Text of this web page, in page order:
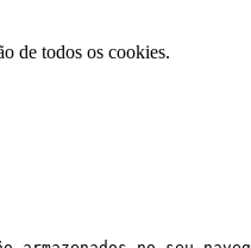
de todos os cookies.